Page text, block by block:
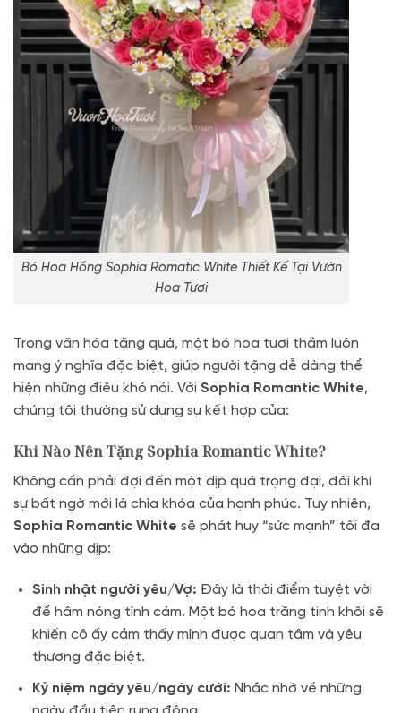
Bó Hoa Hồng Sophia Romatic White Thiết Kế Tại Vườn
Hoa Tươi
Trong văn hóa tặng quà, một bó hoa tươi thắm luôn
mang ý nghĩa đặc biệt, giúp người tặng dễ dàng thể
hiện những điều khó nói. Với Sophia Romantic White,
chúng tôi thường sử dụng sự kết hợp của:
Khi Nào Nên Tặng Sophia Romantic White?
Không cần phải đợi đến một dịp quá trọng đại, đôi khi
sự bất ngờ mới là chìa khóa của hạnh phúc. Tuy nhiên,
Sophia Romantic White sẽ phát huy “sức mạnh” tối đa
vào những dịp:
Sinh nhật người yêu/Vợ: Đây là thời điểm tuyệt vời
để hâm nóng tình cảm. Một bó hoa trắng tinh khôi sẽ
khiến cô ấy cảm thấy mình được quan tâm và yêu
thương đặc biệt.
Kỷ niệm ngày yêu/ngày cưới: Nhắc nhớ về những